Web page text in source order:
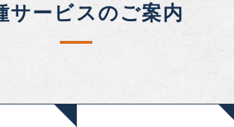
サービスのご案内